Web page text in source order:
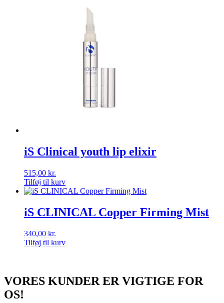
iS Clinical youth lip elixir
515,00 kr.
Tilføj til kurv
iS CLINICAL Copper Firming Mist
340,00 kr.
Tilføj til kurv
VORES KUNDER ER VIGTIGE FOR
OS!